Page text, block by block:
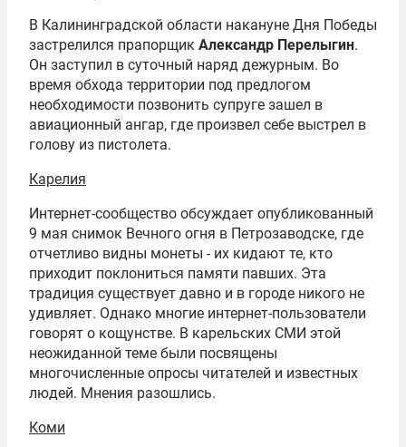
В Калининградской области накануне Дня Победы
застрелился прапорщик Александр Перелыгин.
Он заступил в суточный наряд дежурным. Во
время обхода территории под предлогом
необходимости позвонить супруге зашел в
авиационный ангар, где произвел себе выстрел в
голову из пистолета.
Карелия
Интернет-сообщество обсуждает опубликованный
9 мая снимок Вечного огня в Петрозаводске, где
отчетливо видны монеты - их кидают те, кто
приходит поклониться памяти павших. Эта
традиция существует давно и в городе никого не
удивляет. Однако многие интернет-пользователи
говорят о кощунстве. В карельских СМИ этой
неожиданной теме были посвящены
многочисленные опросы читателей и известных
людей. Мнения разошлись.
Коми